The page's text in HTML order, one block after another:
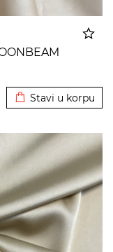
Stavi u korpu